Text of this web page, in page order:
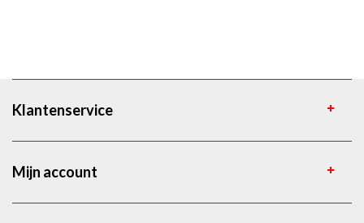
Klantenservice
Mijn account